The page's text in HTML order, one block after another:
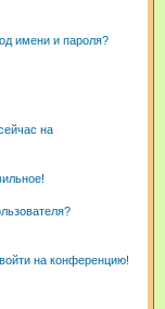
имени и пароля?
на
на конференцию!